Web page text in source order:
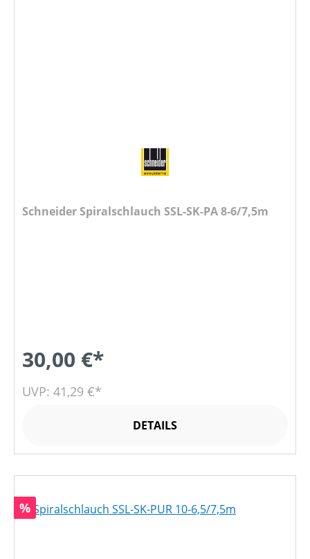
Schneider Spiralschlauch SSL-SK-PA 8-6/7,5m
30,00 €*
UVP: 41,29 €*
DETAILS
Rabatt
%